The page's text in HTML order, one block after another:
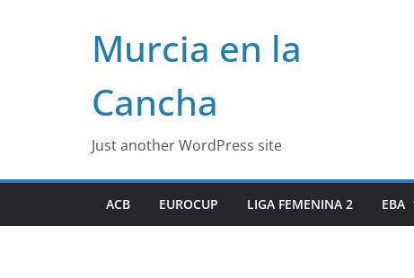
Murcia en la
Cancha
Just another WordPress site
ACB EUROCUP LIGA FEMENINA 2 EBA